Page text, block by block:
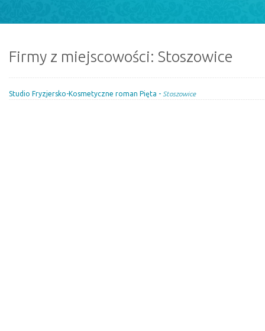
Firmy z miejscowości: Stoszowice
Studio Fryzjersko-Kosmetyczne roman Pięta - Stoszowice